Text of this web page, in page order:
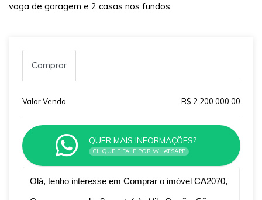
vaga de garagem e 2 casas nos fundos.
Comprar
Valor Venda R$ 2.200.000,00
QUER MAIS INFORMAÇÕES?
CLIQUE E FALE POR WHATSAPP